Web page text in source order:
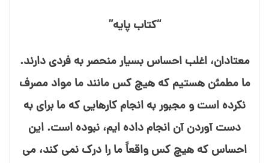
“کتاب پایه”
معتادان، اغلب احساس بسیار منحصر به فردی دارند.
ما مطمئن هستیم که هیچ کس مانند ما مواد مصرف
نکرده است و مجبور به انجام کارهایی که ما برای به
دست آوردن آن انجام داده⁯ ایم، نبوده است. این
احساس که هیچ کس واقعاً ما را درک نمی⁯ کند، می⁯